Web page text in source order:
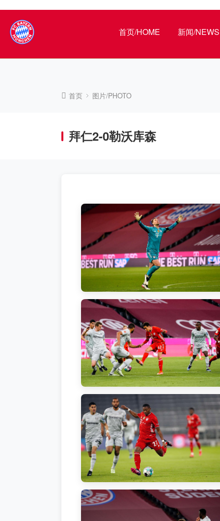
首页/HOME 新闻/NEWS
首页 图片/PHOTO
拜仁2-0勒沃库森